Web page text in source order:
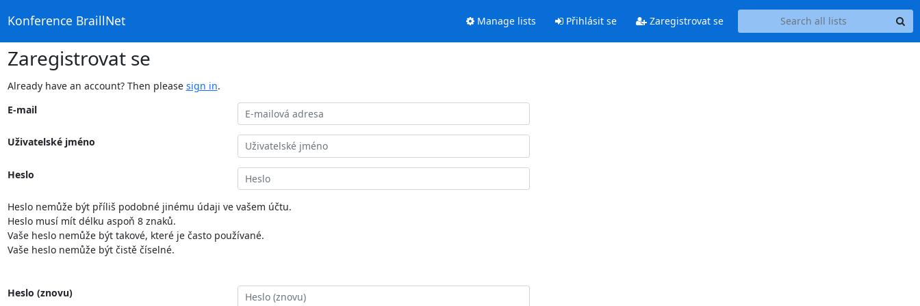
Konference BraillNet Manage lists Přihlásit se Zaregistrovat se
Zaregistrovat se
Already have an account? Then please sign in.
E-mail
Uživatelské jméno
Heslo
Heslo nemůže být příliš podobné jinému údaji ve vašem účtu.
Heslo musí mít délku aspoň 8 znaků.
Vaše heslo nemůže být takové, které je často používané.
Vaše heslo nemůže být čistě číselné.
Heslo (znovu)